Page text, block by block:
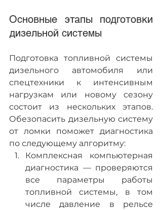
Основные этапы подготовки
дизельной системы
Подготовка топливной системы
дизельного автомобиля или
спецтехники к интенсивным
нагрузкам или новому сезону
состоит из нескольких этапов.
Обезопасить дизельную систему
от ломки поможет диагностика
по следующему алгоритму:
Комплексная компьютерная
диагностика — проверяются
все параметры работы
топливной системы, в том
числе давление в рельсе